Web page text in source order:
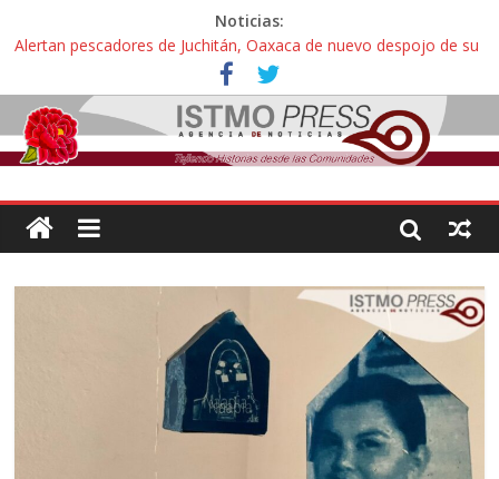
Noticias:
Alertan pescadores de Juchitán, Oaxaca de nuevo despojo de su
territorio para construir un parque eólico
Pescadores y comuneros ikoots detienen la extracción ilegal de
material pétreo de gravera Oyamel
Un nuevo derrame de hidrocarburo afecta a Salina Cruz, Oaxaca;
ahora pescadores de Salinas del Marqués denuncian daños de
Ángel, el joven autista expulsado por la Universidad Bienestar de
Ixtepec, Oaxaca vuelve a las aulas tras amparo
la SEGOB y exigen detener a los autores materiales e
intelectuales de su asesinato